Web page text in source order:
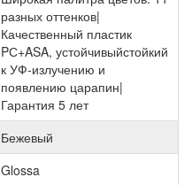
разных оттенков|
Качественный пластик
PС+ASA, устойчивыйстойкий
к УФ-излучению и
появлению царапин|
Гарантия 5 лет
Бежевый
Glossa